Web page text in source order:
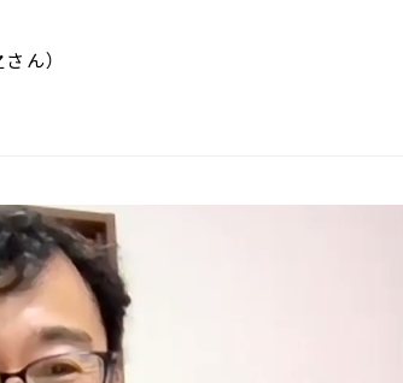
ん）